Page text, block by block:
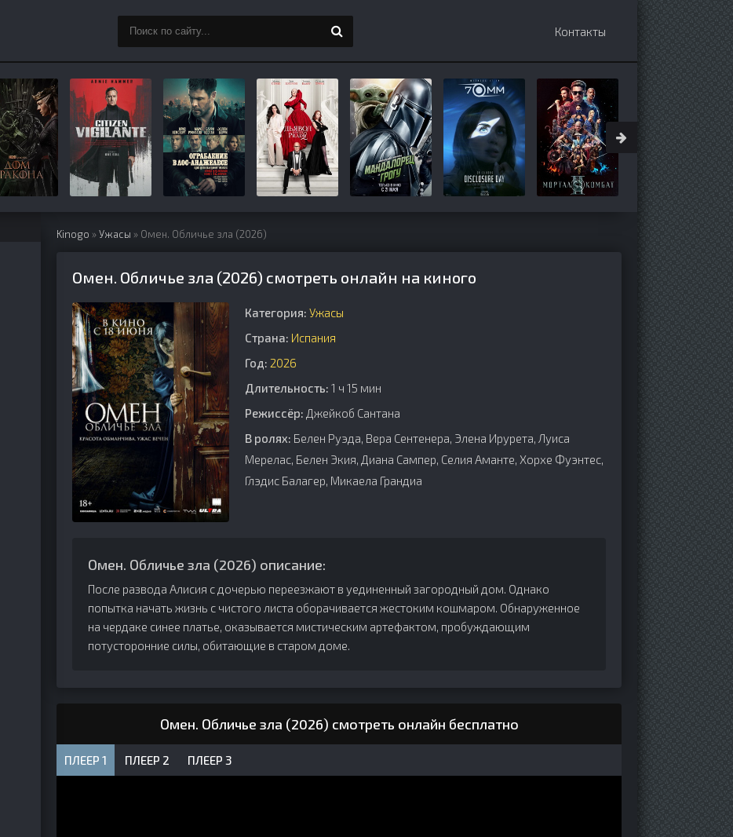
Контакты
Kinogo »Ужасы » Омен. Обличье зла (2026)
Омен. Обличье зла (2026) смотреть онлайн на киного
Категория: Ужасы
Страна: Испания
Год: 2026
Длительность: 1 ч 15 мин
Режиссёр: Джейкоб Сантана
В ролях: Белен Руэда, Вера Сентенера, Элена Ирурета, Луиса
Мерелас, Белен Экия, Диана Сампер, Селия Аманте, Хорхе Фуэнтес,
Глэдис Балагер, Микаела Грандиа
Омен. Обличье зла (2026) описание:
После развода Алисия с дочерью переезжают в уединенный загородный дом. Однако
попытка начать жизнь с чистого листа оборачивается жестоким кошмаром. Обнаруженное
на чердаке синее платье, оказывается мистическим артефактом, пробуждающим
потусторонние силы, обитающие в старом доме.
Омен. Обличье зла (2026) смотреть онлайн бесплатно
ПЛЕЕР 1 ПЛЕЕР 2 ПЛЕЕР 3